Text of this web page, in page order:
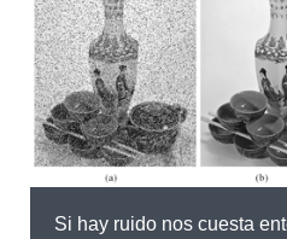
English
BUSCAR
Si hay ruido nos cuesta